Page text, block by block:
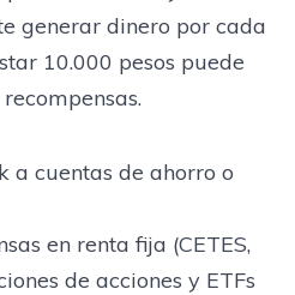
generar dinero por cada
10.000 pesos puede
a cuentas de ahorro o
en renta fija (CETES,
de acciones y ETFs